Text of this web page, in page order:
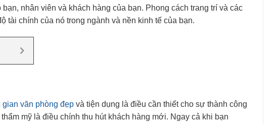
nhân viên và khách hàng của bạn. Phong cách trang trí và các
tài chính của nó trong ngành và nền kinh tế của bạn.
gian văn phòng đẹp và tiện dụng là điều cần thiết cho sự thành công
mỹ là điều chính thu hút khách hàng mới. Ngay cả khi bạn